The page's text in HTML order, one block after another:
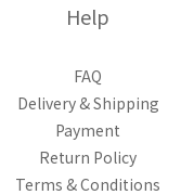
Help
FAQ
Delivery & Shipping
Payment
Return Policy
Terms & Conditions